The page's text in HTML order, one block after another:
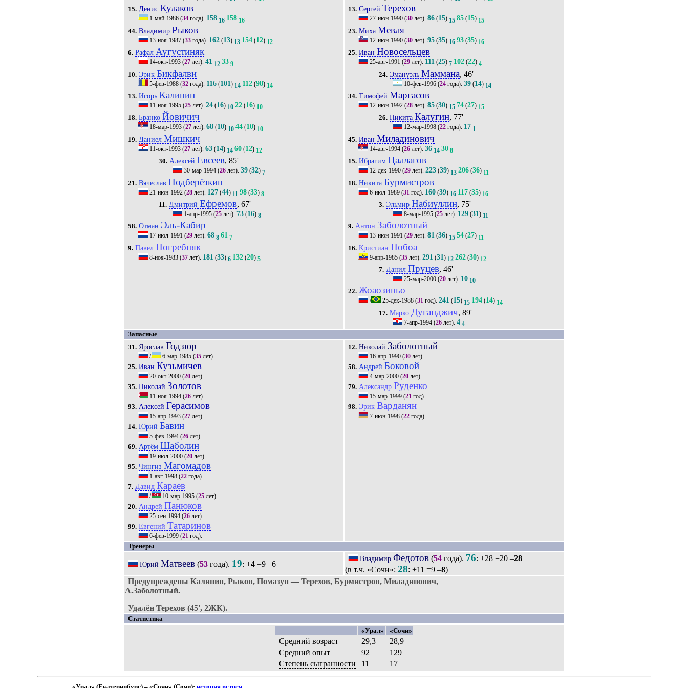
15. ДенисКулаков
1-май-1986 (34 года). 158 16 158 16
44. Владимир Рыков
13-ноя-1987 (33 года). 162 (13) 13 154 (12) 12
6. Рафал Аугустиняк
14-окт-1993 (27 лет).41 12 33 9
10. Эрик Бикфалви
5-фев-1988 (32 года). 116 (101) 14 112 (98) 14
13. Игорь Калинин
11-ноя-1995 (25 лет).24 (16) 10 22 (16) 10
18. БранкоЙовичич
18-мар-1993 (27 лет).68 (10) 10 44 (10) 10
19. Даниел Мишкич
11-окт-1993 (27 лет).63 (14) 14 60 (12) 12
30. Алексей Евсеев, 85'
30-мар-1994(26лет). 39(32) 7
21. Вячеслав Подберёзкин
21-июн-1992 (28 лет). 127 (44) 11 98 (33) 8
11. Дмитрий Ефремов, 67'
1-апр-1995(25лет). 73(16) 8
58. Отман Эль-Кабир
17-июл-1991 (29 лет).68 8 61 7
9. Павел Погребняк
8-ноя-1983 (37 лет). 181 (33) 6 132 (20) 5
13. СергейТерехов
27-июн-1990 (30 лет).86 (15) 15 85 (15) 15
23. Миха Мевля
12-июн-1990 (30 лет).95 (35) 16 93 (35) 16
25. Иван Новосельцев
25-авг-1991 (29 лет). 111 (25) 7 102 (22) 4
24. Эмануэль Маммана, 46'
10-фев-1996(24года). 39(14) 14
34. Тимофей Маргасов
12-июн-1992 (28 лет).85 (30) 15 74 (27) 15
26. НикитаКалугин, 77'
12-мар-1998(22года). 17 1
45. Иван Миладинович
14-авг-1994 (26 лет).36 14 30 8
15. Ибрагим Цаллагов
12-дек-1990 (29 лет).223 (39) 13 206 (36) 11
18. Никита Бурмистров
6-июл-1989 (31 год). 160 (39) 16 117 (35) 16
3. Эльмир Набиуллин, 75'
8-мар-1995(25лет). 129(31) 11
9. Антон Заболотный
13-июн-1991 (29 лет).81 (36) 15 54 (27) 11
16. Кристиан Нобоа
9-апр-1985 (35 лет).291 (31) 12 262 (30) 12
7. Данил Пруцев, 46'
25-мар-2000(20лет). 10 10
22. Жоаозиньо
/ 25-дек-1988 (31 год).241 (15) 15 194 (14) 14
17. Марко Дуганджич, 89'
7-апр-1994(26лет). 4 4
Запасные
31. Ярослав Годзюр
/ 6-мар-1985 (35 лет).
25. Иван Кузьмичев
20-окт-2000 (20 лет).
35. Николай Золотов
11-ноя-1994 (26 лет).
93. Алексей Герасимов
15-апр-1993 (27 лет).
14. Юрий Бавин
5-фев-1994 (26 лет).
69. Артём Шаболин
19-июл-2000 (20 лет).
95. Чингиз Магомадов
1-авг-1998 (22 года).
7. Давид Караев
/ 10-мар-1995 (25 лет).
20. Андрей Панюков
25-сен-1994 (26 лет).
99. ЕвгенийТатаринов
6-фев-1999 (21 год).
12. Николай Заболотный
16-апр-1990 (30 лет).
58. Андрей Боковой
4-мар-2000 (20 лет).
79. Александр Руденко
15-мар-1999 (21 год).
98. Эрик Варданян
7-июн-1998 (22 года).
Тренеры
Юрий Матвеев (53 года). 19: +4 =9 –6
ВладимирФедотов (54 года). 76: +28 =20 –28
(в т.ч. «Сочи»: 28: +11 =9 –8)
Предупреждены Калинин, Рыков, Помазун — Терехов, Бурмистров, Миладинович,
А.Заболотный.
Удалён Терехов (45', 2ЖК).
Статистика
«Урал»
«Сочи»
Средний возраст 29,3
28,9
Средний опыт
92
129
Степень сыгранности
11 17